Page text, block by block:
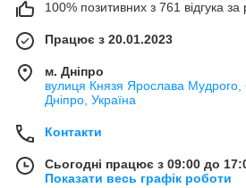
100% позитивних з 761 відгука за
Працює з 20.01.2023
м. Дніпро
вулиця Князя Ярослава Мудрого,
Дніпро, Україна
Контакти
Сьогодні працює з 09:00 до
Показати весь графік роботи